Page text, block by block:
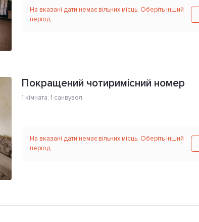
На вказані дати немає вільних місць. Оберіть інший
період
Покращений чотиримісний номер
1 кімната, 1 санвузол
На вказані дати немає вільних місць. Оберіть інший
період